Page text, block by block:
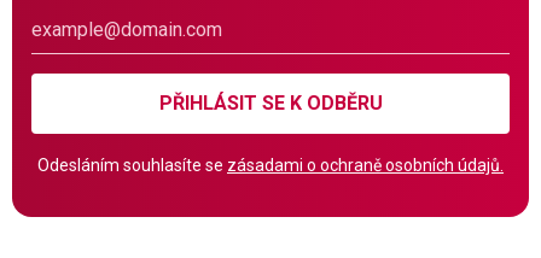
PŘIHLÁSIT SE K ODBĚRU
Odesláním souhlasíte se zásadami o ochraně osobních údajů.